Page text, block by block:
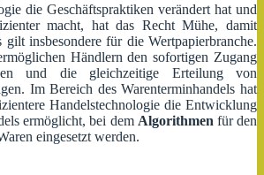
die Geschäftspraktiken verändert hat und
macht, hat das Recht Mühe, damit
insbesondere für die Wertpapierbranche.
Händlern den sofortigen Zugang
und die gleichzeitige Erteilung von
Im Bereich des Warenterminhandels hat
Handelstechnologie die Entwicklung
ermöglicht, bei dem Algorithmen für den
eingesetzt werden.